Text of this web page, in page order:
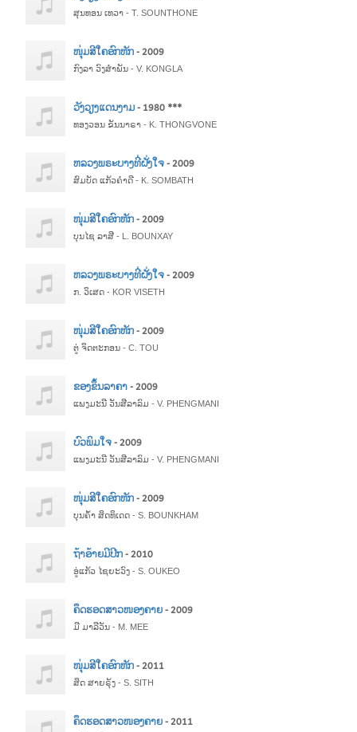
ສຸນທອນ ເທວາ - T. SOUNTHONE
ໜຸ່ມສີໃຄອົກຫັກ- 2009
ກົງລາ ວົງສຳພັນ - V. KONGLA
ວັງວຽງແດນງາມ- 1980 ***
ທອງວອນ ຂັນນາຣາ - K. THONGVONE
ຫລວງພຣະບາງທີ່ຝັ່ງໃຈ- 2009
ສົມບັດ ແກ້ວຄຳດີ - K. SOMBATH
ໜຸ່ມສີໃຄອົກຫັກ- 2009
ບຸນໄຊ ລາສີ - L. BOUNXAY
ຫລວງພຣະບາງທີ່ຝັ່ງໃຈ- 2009
ກ. ວິເສດ - KOR VISETH
ໜຸ່ມສີໃຄອົກຫັກ- 2009
ຕູ່ ຈິດຕະກອນ - C. TOU
ຂອງຂຶ້ນລາຄາ- 2009
ແພງມະນີ ວັນສີລາລົມ - V. PHENGMANI
ບົວພິມໃຈ- 2009
ແພງມະນີ ວັນສີລາລົມ - V. PHENGMANI
ໜຸ່ມສີໃຄອົກຫັກ- 2009
ບຸນຄ້ຳ ສິດທິເດດ - S. BOUNKHAM
ຖ້າອ້າຍມີປີກ- 2010
ອູ່ແກ້ວ ໄຊຍະວົງ - S. OUKEO
ຄຶດຮອດສາວໜອງຄາຍ- 2009
ມີ ມາລີວັນ - M. MEE
ໜຸ່ມສີໃຄອົກຫັກ- 2011
ສິດ ສາຍຣຸ້ງ - S. SITH
ຄຶດຮອດສາວໜອງຄາຍ- 2011